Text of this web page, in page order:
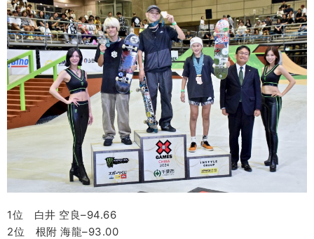
1位 白井 空良–94.66
2位 根附 海龍–93.00